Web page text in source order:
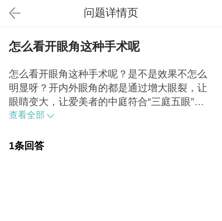
问题详情页
怎么看开眼角这种手术呢
怎么看开眼角这种手术呢？是不是效果不怎么
明显呀？开内外眼角的都是通过增大眼裂，让
眼睛变大，让爱美者的中庭符合“三庭五眼”里
五眼标准，从而让其变得更标准美观。但是每
是很好的。
查看全部
1条回答